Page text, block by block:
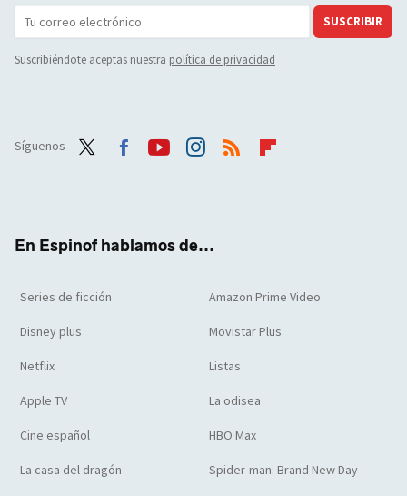
SUSCRIBIR
Suscribiéndote aceptas nuestra política de privacidad
Síguenos
En Espinof hablamos de...
Series de ficción Amazon Prime Video
Disney plus Movistar Plus
Netflix Listas
Apple TV La odisea
Cine español HBO Max
La casa del dragón Spider-man: Brand New Day